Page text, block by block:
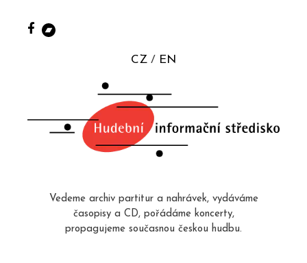
CZ EN
Vedeme archiv partitur a nahrávek, vydáváme
časopisy a CD, pořádáme koncerty,
propagujeme současnou českou hudbu.